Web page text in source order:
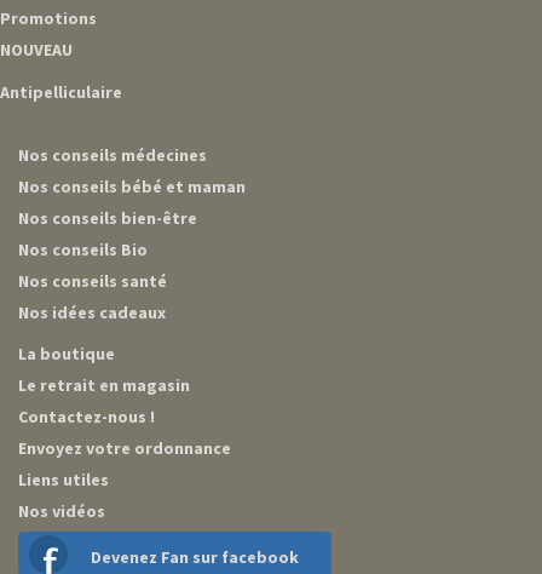
Promotions
NOUVEAU
Antipelliculaire
Nos conseils médecines
Nos conseils bébé et maman
Nos conseils bien-être
Nos conseils Bio
Nos conseils santé
Nos idées cadeaux
La boutique
Le retrait en magasin
Contactez-nous !
Envoyez votre ordonnance
Liens utiles
Nos vidéos
Devenez Fan sur facebook